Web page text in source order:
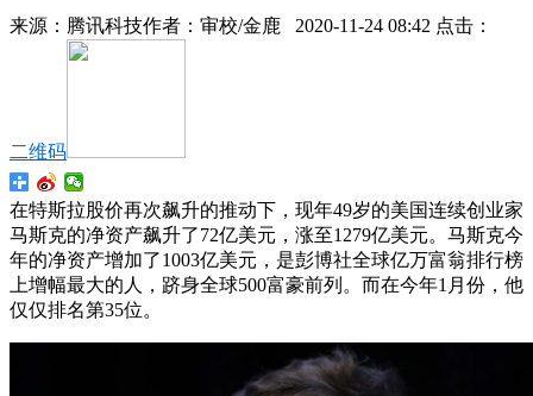
来源： 腾讯科技作者： 审校/金鹿 2020-11-24 08:42 点击：
二维码
在特斯拉股价再次飙升的推动下，现年49岁的美国连续创业家
马斯克的净资产飙升了72亿美元，涨至1279亿美元。马斯克今
年的净资产增加了1003亿美元，是彭博社全球亿万富翁排行榜
上增幅最大的人，跻身全球500富豪前列。而在今年1月份，他
仅仅排名第35位。